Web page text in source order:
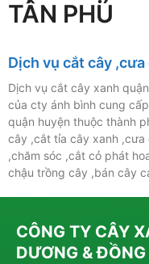
TÂN PHÚ
Dịch vụ cắt cây
Dịch vụ cắt cây xanh
của cty ánh bình cung
quận huyện thuộc thành
cây ,cắt tỉa cây xanh ,cưa
,chăm sóc ,cắt cỏ phát
chậu trồng cây ,bán cây
CÔNG TY CÂY
DƯƠNG &